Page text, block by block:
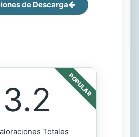
de Descarga
POPULAR
3.2
Totales